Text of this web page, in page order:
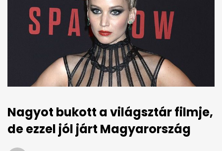
Nagyot bukott a világsztár filmje,
de ezzel jól járt Magyarország